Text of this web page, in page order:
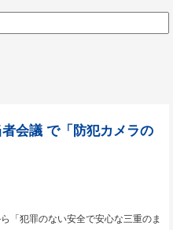
会議 で「防犯カメラの
「犯罪のない安全で安心な三重のま